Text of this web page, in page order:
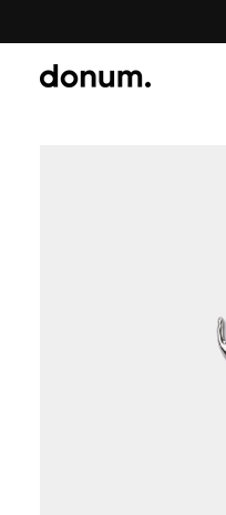
TURINIO